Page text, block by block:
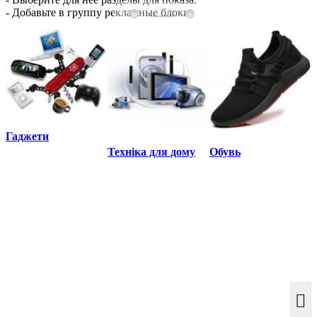
ПОДРОБНЕЕ
- Добавьте в группу рекламные блоки
Гаджети
Техніка для дому
Обувь